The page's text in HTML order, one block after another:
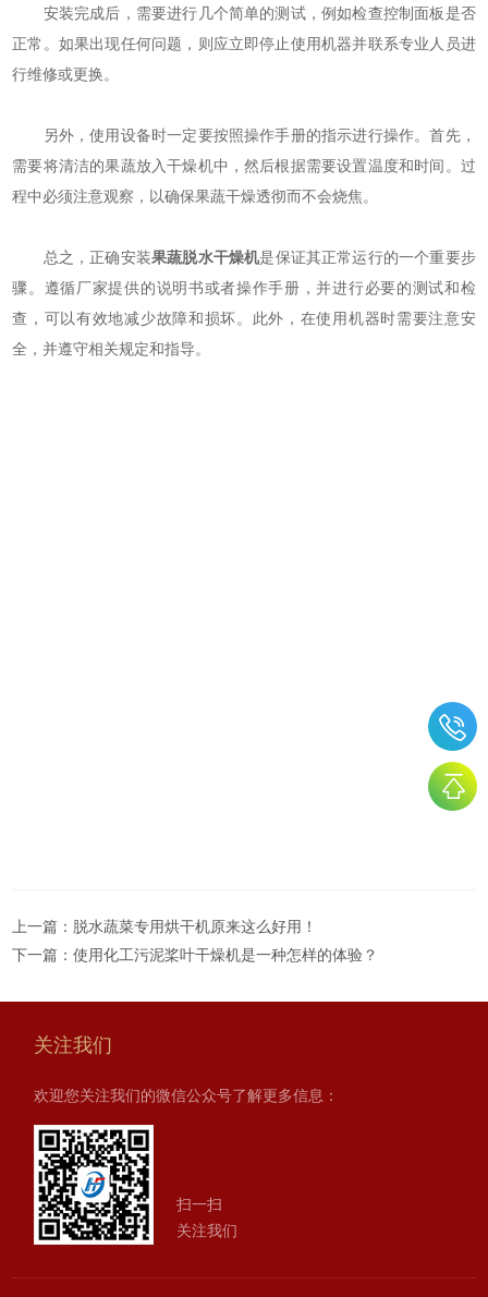
安装完成后，需要进行几个简单的测试，例如检查控制面板是否
正常。如果出现任何问题，则应立即停止使用机器并联系专业人员进
行维修或更换。
另外，使用设备时一定要按照操作手册的指示进行操作。首先，
需要将清洁的果蔬放入干燥机中，然后根据需要设置温度和时间。过
程中必须注意观察，以确保果蔬干燥透彻而不会烧焦。
总之，正确安装果蔬脱水干燥机是保证其正常运行的一个重要步
骤。遵循厂家提供的说明书或者操作手册，并进行必要的测试和检
查，可以有效地减少故障和损坏。此外，在使用机器时需要注意安
全，并遵守相关规定和指导。
上一篇： 脱水蔬菜专用烘干机原来这么好用！
下一篇：使用化工污泥桨叶干燥机是一种怎样的体验？
关注我们
欢迎您关注我们的微信公众号了解更多信息：
扫一扫
关注我们